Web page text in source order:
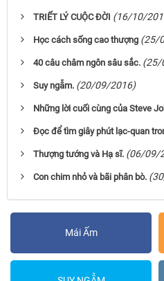
TRIẾT LÝ CUỘC ĐỜI (16/10/
Học cách sống cao thượng (25/
40 câu châm ngôn sâu sắc. (25/
Suy ngẫm. (20/09/2016)
Những lời cuối cùng của Steve
Đọc để tìm giây phút lạc-quan
Thượng tướng và Hạ sĩ. (06/09/
Con chim nhỏ và bãi phân bò.
Mái Ấm